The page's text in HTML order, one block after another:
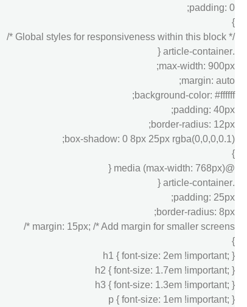
padding: 0;
}
/* Global styles for responsiveness within this block */
.article-container {
max-width: 900px;
margin: auto;
background-color: #ffffff;
padding: 40px;
border-radius: 12px;
box-shadow: 0 8px 25px rgba(0,0,0,0.1);
}
@media (max-width: 768px) {
.article-container {
padding: 25px;
border-radius: 8px;
margin: 15px; /* Add margin for smaller screens */
}
h1 { font-size: 2em !important; }
h2 { font-size: 1.7em !important; }
h3 { font-size: 1.3em !important; }
p { font-size: 1em !important; }